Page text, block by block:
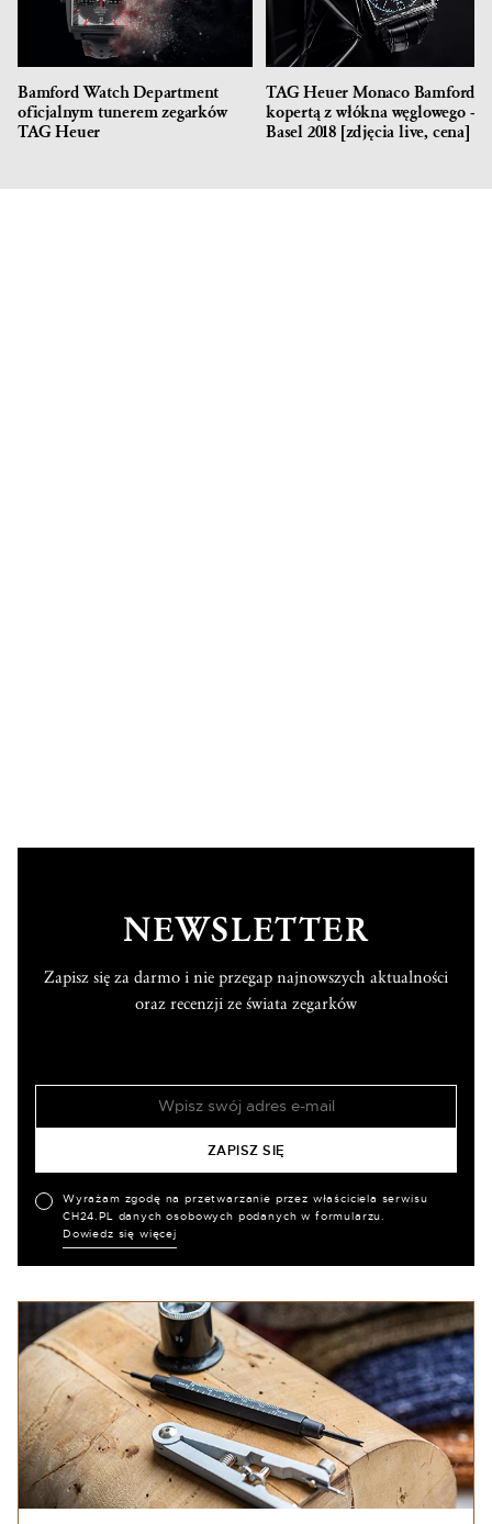
Bamford Watch Department
oficjalnym tunerem zegarków
TAG Heuer
TAG Heuer Monaco Bamford z
kopertą z włókna węglowego –
Basel 2018 [zdjęcia live, cena]
NEWSLETTER
Zapisz się za darmo i nie przegap najnowszych aktualności
oraz recenzji ze świata zegarków
Wyrażam zgodę na przetwarzanie przez właściciela serwisu
CH24.PL danych osobowych podanych w formularzu.
Dowiedz się więcej